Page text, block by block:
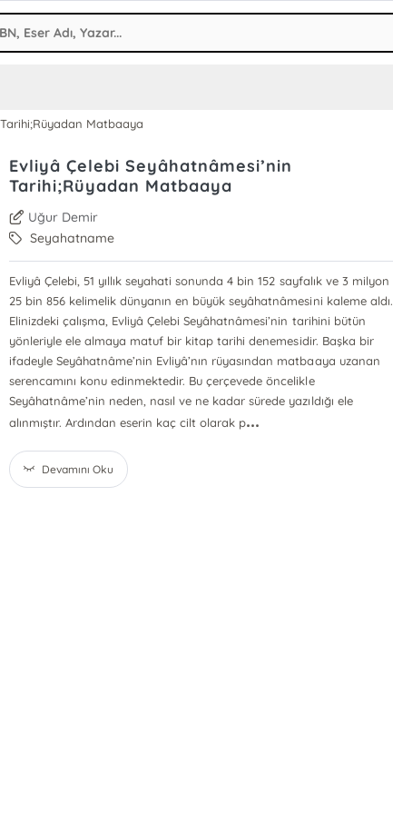
Matbaaya
Evliyâ Çelebi Seyâhatnâmesi’nin
Tarihi;Rüyadan Matbaaya
Uğur Demir
Seyahatname
Evliyâ Çelebi, 51 yıllık seyahati sonunda 4 bin 152 sayfalık ve 3 milyon
25 bin 856 kelimelik dünyanın en büyük seyâhatnâmesini kaleme aldı.
Elinizdeki çalışma, Evliyâ Çelebi Seyâhatnâmesi’nin tarihini bütün
yönleriyle ele almaya matuf bir kitap tarihi denemesidir. Başka bir
ifadeyle Seyâhatnâme’nin Evliyâ’nın rüyasından matbaaya uzanan
serencamını konu edinmektedir. Bu çerçevede öncelikle
Seyâhatnâme’nin neden, nasıl ve ne kadar sürede yazıldığı ele
alınmıştır. Ardından eserin kaç cilt olarak p...
Devamını Oku